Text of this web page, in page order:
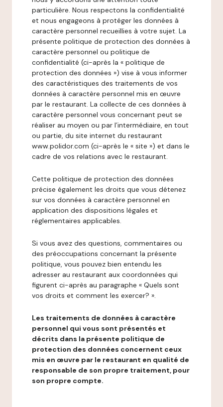
particulière. Nous respectons la confidentialité
et nous engageons à protéger les données à
caractère personnel recueillies à votre sujet. La
présente politique de protection des données à
caractère personnel ou politique de
confidentialité (ci-après la « politique de
protection des données ») vise à vous informer
des caractéristiques des traitements de vos
données à caractère personnel mis en œuvre
par le restaurant. La collecte de ces données à
caractère personnel vous concernant peut se
réaliser au moyen ou par l’intermédiaire, en tout
ou partie, du site internet du restaurant
www.polidor.com (ci-après le « site ») et dans le
cadre de vos relations avec le restaurant.
Cette politique de protection des données
précise également les droits que vous détenez
sur vos données à caractère personnel en
application des dispositions légales et
réglementaires applicables.
Si vous avez des questions, commentaires ou
des préoccupations concernant la présente
politique, vous pouvez bien entendu les
adresser au restaurant aux coordonnées qui
figurent ci-après au paragraphe « Quels sont
vos droits et comment les exercer? ».
Les traitements de données à caractère
personnel qui vous sont présentés et
décrits dans la présente politique de
protection des données concernent ceux
mis en œuvre par le restaurant en qualité de
responsable de son propre traitement, pour
son propre compte.